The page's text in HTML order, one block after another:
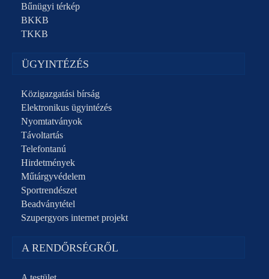
Bűnügyi térkép
BKKB
TKKB
ÜGYINTÉZÉS
Közigazgatási bírság
Elektronikus ügyintézés
Nyomtatványok
Távoltartás
Telefontanú
Hirdetmények
Műtárgyvédelem
Sportrendészet
Beadványtétel
Szupergyors internet projekt
A RENDŐRSÉGRŐL